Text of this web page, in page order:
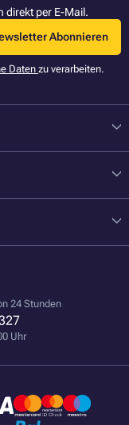
direkt per E-Mail.
Abonnieren
Datenzu verarbeiten.
24 Stunden
Uhr